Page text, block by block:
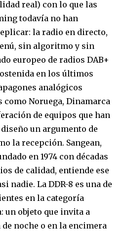
real) con lo que las
todavía no han
la radio en directo,
sin algoritmo y sin
europeo de radios DAB+
en los últimos
analógicos
Noruega, Dinamarca
de equipos que han
un argumento de
la recepción. Sangean,
en 1974 con décadas
de calidad, entiende ese
nadie. La DDR-8 es una de
en la categoría
un objeto que invita a
noche o en la encimera